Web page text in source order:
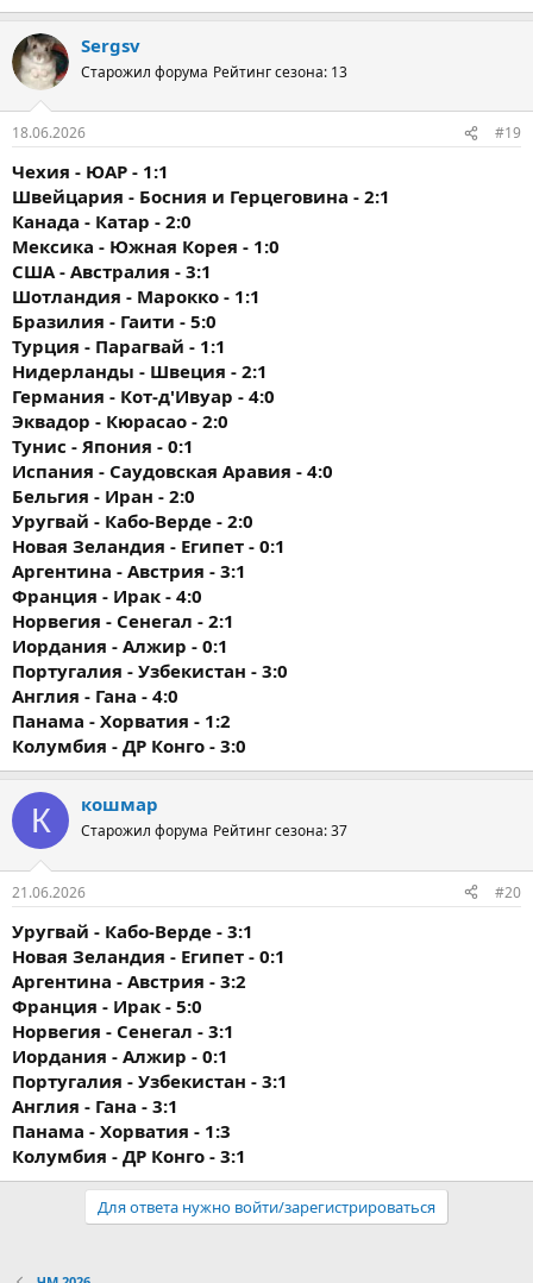
Sergsv
Старожил форума Рейтинг сезона: 13
18.06.2026 #19
Чехия - ЮАР - 1:1
Швейцария - Босния и Герцеговина - 2:1
Канада - Катар - 2:0
Мексика - Южная Корея - 1:0
США - Австралия - 3:1
Шотландия - Марокко - 1:1
Бразилия - Гаити - 5:0
Турция - Парагвай - 1:1
Нидерланды - Швеция - 2:1
Германия - Кот-д'Ивуар - 4:0
Эквадор - Кюрасао - 2:0
Тунис - Япония - 0:1
Испания - Саудовская Аравия - 4:0
Бельгия - Иран - 2:0
Уругвай - Кабо-Верде - 2:0
Новая Зеландия - Египет - 0:1
Аргентина - Австрия - 3:1
Франция - Ирак - 4:0
Норвегия - Сенегал - 2:1
Иордания - Алжир - 0:1
Португалия - Узбекистан - 3:0
Англия - Гана - 4:0
Панама - Хорватия - 1:2
Колумбия - ДР Конго - 3:0
К кошмар
Старожил форума Рейтинг сезона: 37
21.06.2026 #20
Уругвай - Кабо-Верде - 3:1
Новая Зеландия - Египет - 0:1
Аргентина - Австрия - 3:2
Франция - Ирак - 5:0
Норвегия - Сенегал - 3:1
Иордания - Алжир - 0:1
Португалия - Узбекистан - 3:1
Англия - Гана - 3:1
Панама - Хорватия - 1:3
Колумбия - ДР Конго - 3:1
Для ответа нужно войти/зарегистрироваться